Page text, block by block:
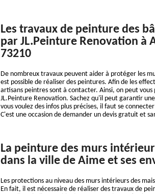
Les travaux de peinture des
par JL.Peinture Renovation à
73210
De nombreux travaux peuvent aider à protéger les
est possible de réaliser des peintures. Afin de les
artisans peintres sont à contacter. Ainsi, on peut
JL.Peinture Renovation. Sachez qu'il peut garantir
vous voulez des infos plus précises, il faut se
C'est une occasion de demander un devis gratuit et
La peinture des murs
dans la ville de Aime et ses
Les protections au niveau des murs intérieurs des
En fait, il est nécessaire de réaliser des travaux de